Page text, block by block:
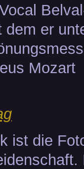
dem er
Mozart
ist die